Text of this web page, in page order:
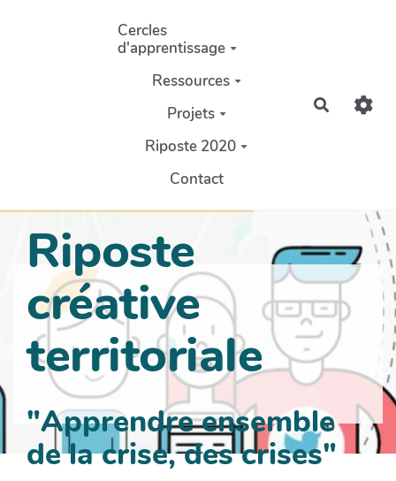
Aller au contenu principal
Cercles
d'apprentissage
Ressources
Projets
Riposte 2020
Contact
Riposte
créative
territoriale
"Apprendre ensemble
de la crise, des crises"